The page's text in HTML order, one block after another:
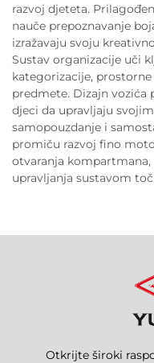
razvoj djeteta.
nauče prepoznavanje
izražavaju svoju
Sustav organizacije uči
kategorizacije,
predmete. Dizajn
djeci da upravljaju
samopouzdanje i
promiču razvoj fino
otvaranja
upravljanja sustavom
Otkrijte široki